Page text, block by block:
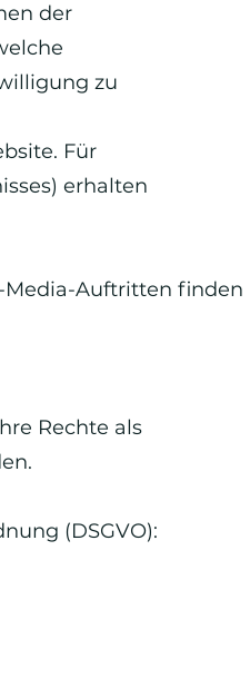
der
zu
Für
erhalten
Auftritten finden
Rechte als
(DSGVO):